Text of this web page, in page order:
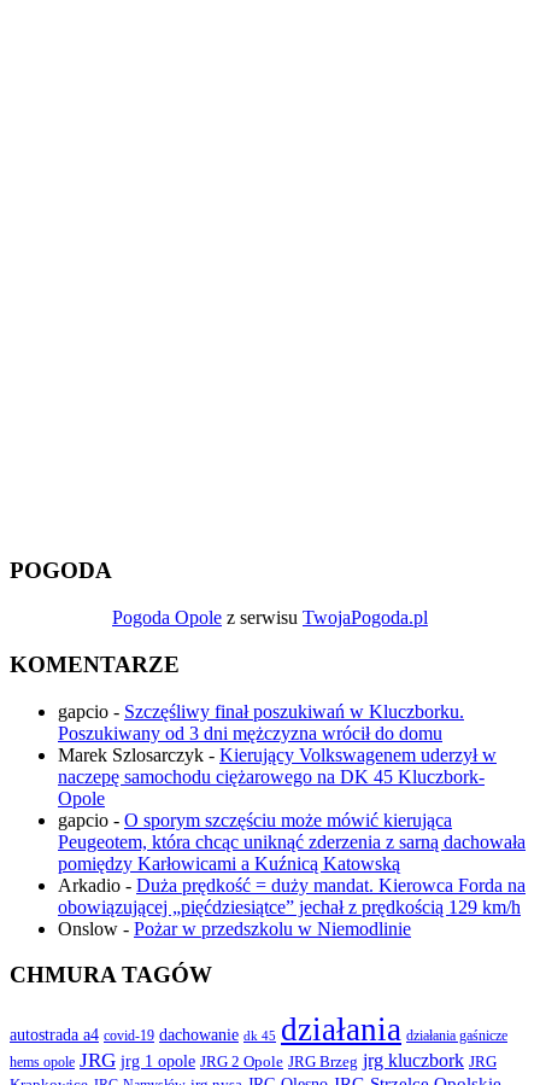
POGODA
Pogoda Opole z serwisu TwojaPogoda.pl
KOMENTARZE
gapcio - Szczęśliwy finał poszukiwań w Kluczborku.
Poszukiwany od 3 dni mężczyzna wrócił do domu
Marek Szlosarczyk - Kierujący Volkswagenem uderzył w
naczepę samochodu ciężarowego na DK 45 Kluczbork-
Opole
gapcio - O sporym szczęściu może mówić kierująca
Peugeotem, która chcąc uniknąć zderzenia z sarną dachowała
pomiędzy Karłowicami a Kuźnicą Katowską
Arkadio - Duża prędkość = duży mandat. Kierowca Forda na
obowiązującej „pięćdziesiątce” jechał z prędkością 129 km/h
Onslow - Pożar w przedszkolu w Niemodlinie
CHMURA TAGÓW
autostrada a4 covid-19 dachowanie dk 45 działania działania gaśnicze
hems opole JRG jrg 1 opole JRG 2 Opole JRG Brzeg jrg kluczbork JRG